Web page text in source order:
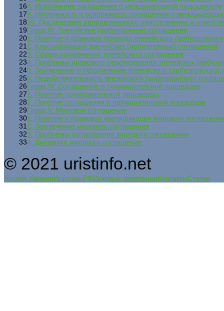
168. Исполнение соглашения о международной подсудности
179. Ничтожность и оспоримость соглашения о
1810. Последствия неправомерного неисполнения и
19Глава III. Третейское (арбитражное) соглашение
201. Понятие и правовая природа третейского
21 2. Классификация третейских (арбитражных) соглашений
223. Сфера применения третейского соглашения
234. Проблемы правового регулирования третейских
245. Заключение и оформление третейского (арбитражного)
256. Недействительность третейского (арбитражного)
26Глава IV. Соглашение о примирительной процедуре
271. Понятие примирительной процедуры
282. Понятие соглашения о примирительной процедуре
29Глава V. Мировое соглашение
301. Понятие и правовая квалификация мирового
31 2. Заключение мирового соглашения
323. Проблемы оспаривания мирового соглашения
334. Динамика мирового соглашения
© 2021 uristinfo.net
Історія УкраїниИстория РФИсковые заявленияКонтактыСтатьи